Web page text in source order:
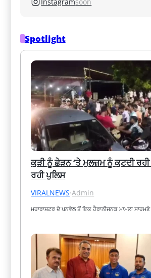
Spotlight
ਕੁੜੀ ਨੂੰ ਛੇੜਨ ‘ਤੇ ਮੁਲਜ਼ਮ ਨੂੰ ਕੁਟਦੀ ਰਹੀ
ਰਹੀ ਪੁਲਿਸ
VIRALNEWS·Admin
ਮਹਾਰਾਸ਼ਟਰ ਦੇ ਪਨਵੇਲ ਤੋਂ ਇਕ ਹੈਰਾਨੀਜਨਕ ਮਾਮਲਾ